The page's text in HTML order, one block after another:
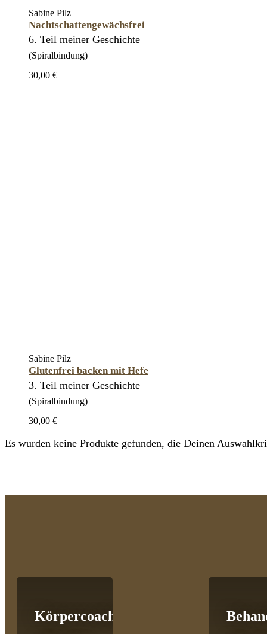
Sabine Pilz
Nachtschattengewächsfrei
6. Teil meiner Geschichte
(Spiralbindung)
30,00 €
Sabine Pilz
Glutenfrei backen mit Hefe
3. Teil meiner Geschichte
(Spiralbindung)
30,00 €
Es wurden keine Produkte gefunden, die Deinen
Körpercoaching